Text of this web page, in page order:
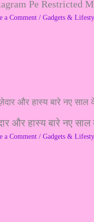
Pe Restricted
a Comment / Gadgets &
और हास्य बारे नए
a Comment / Gadgets &